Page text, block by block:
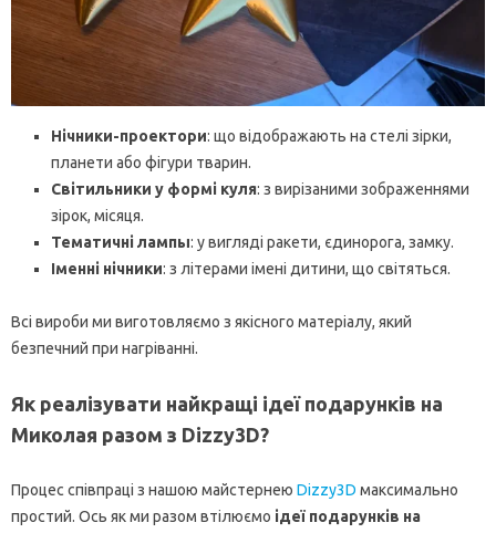
Нічники-проектори: що відображають на стелі зірки,
планети або фігури тварин.
Світильники у формі куля: з вирізаними зображеннями
зірок, місяця.
Тематичні лампы: у вигляді ракети, єдинорога, замку.
Іменні нічники: з літерами імені дитини, що світяться.
Всі вироби ми виготовляємо з якісного матеріалу, який
безпечний при нагріванні.
Як реалізувати найкращі ідеї подарунків на
Миколая разом з Dizzy3D?
Процес співпраці з нашою майстернею Dizzy3D максимально
простий. Ось як ми разом втілюємо ідеї подарунків на